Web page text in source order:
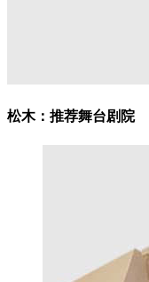
松木： 推荐舞台剧院